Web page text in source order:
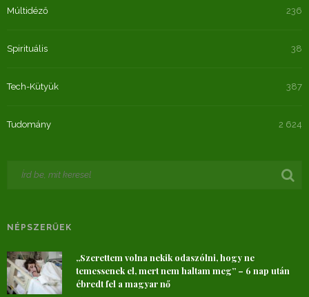
Múltidéző 236
Spirituális 38
Tech-Kütyük 387
Tudomány 2 624
NÉPSZERŰEK
„Szerettem volna nekik odaszólni, hogy ne
temessenek el, mert nem haltam meg” – 6 nap után
ébredt fel a magyar nő